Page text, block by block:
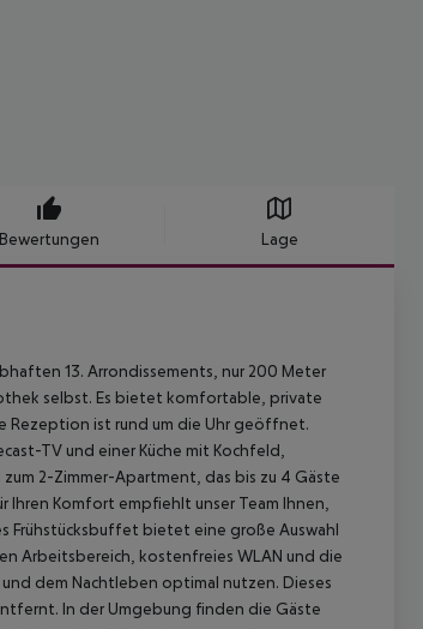
Bewertungen Lage
13. Arrondissements, nur 200 Meter
selbst. Es bietet komfortable, private
Rezeption ist rund um die Uhr geöffnet.
TV und einer Küche mit Kochfeld,
2-Zimmer-Apartment, das bis zu 4 Gäste
Komfort empfiehlt unser Team Ihnen,
Frühstücksbuffet bietet eine große Auswahl
Arbeitsbereich, kostenfreies WLAN und die
dem Nachtleben optimal nutzen. Dieses
In der Umgebung finden die Gäste